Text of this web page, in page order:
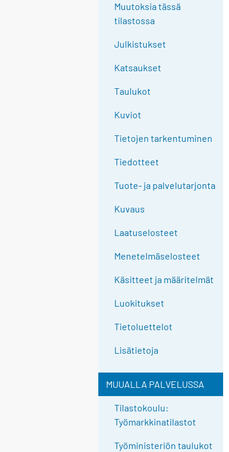
Muutoksia tässä
tilastossa
Julkistukset
Katsaukset
Taulukot
Kuviot
Tietojen tarkentuminen
Tiedotteet
Tuote- ja palvelutarjonta
Kuvaus
Laatuselosteet
Menetelmäselosteet
Käsitteet ja määritelmät
Luokitukset
Tietoluettelot
Lisätietoja
MUUALLA PALVELUSSA
Tilastokoulu:
Työmarkkinatilastot
Työministeriön taulukot